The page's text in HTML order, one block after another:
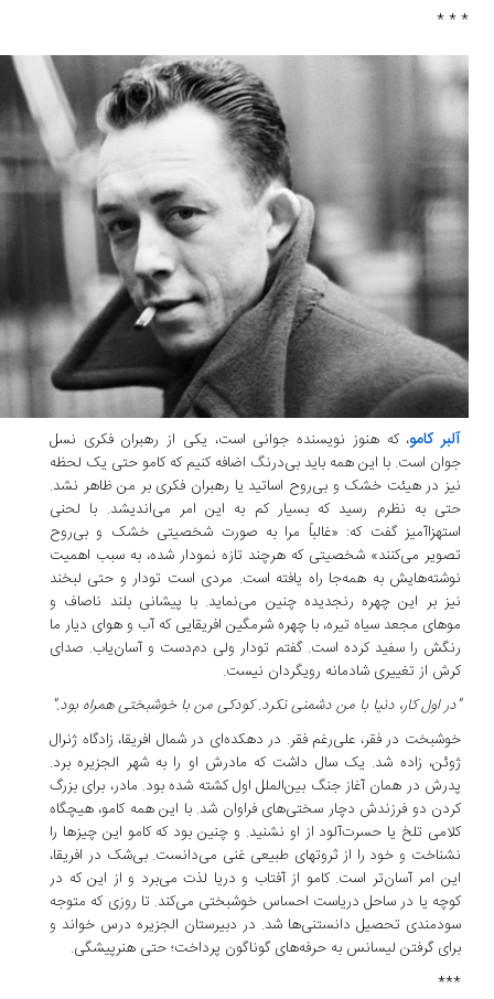
آلبر کامو، که هنوز نویسنده جوانی است، یکی از رهبران فکری نسل
جوان است. با این همه باید بی‌درنگ اضافه کنیم که کامو حتی یک لحظه
نیز در هیئت خشک و بی‌روح اساتید یا رهبران فکری بر من ظاهر نشد.
حتی به نظرم رسید که بسیار کم به این امر می‌اندیشد. با لحنی
استهزاآمیز گفت که: «غالباً مرا به صورت شخصیتی خشک و بی‌روح
تصویر می‌کنند» شخصیتی که هرچند تازه نمودار شده، به سبب اهمیت
نوشته‌هایش به همه‌جا راه یافته است. مردی است تودار و حتی لبخند
نیز بر این چهره رنجدیده چنین می‌نماید. با پیشانی بلند ناصاف و
موهای مجعد سیاه تیره، با چهره شرمگین افریقایی که آب و هوای دیار ما
رنگش را سفید کرده است. گفتم تودار ولی‌ دم‌دست و آسان‌یاب. صدای
کرش از تغییری شادمانه رویگردان نیست.
"در اول کار، دنیا با من دشمنی نکرد. کودکی من با خوشبختی همراه بود."
خوشبخت در فقر، علی‌رغم فقر. در دهکده‌ای در شمال افریقا، زادگاه ژنرال
ژوئن، زاده شد. یک سال داشت که مادرش او را به شهر الجزیره برد.
پدرش در همان آغاز جنگ بین‌الملل اول کشته شده بود. مادر، برای بزرگ
کردن دو فرزندش دچار سختی‌های فراوان شد. با این همه کامو، هیچگاه
کلامی تلخ یا حسرت‌آلود از او نشنید. و چنین بود که کامو این چیزها را
نشناخت و خود را از ثروتهای طبیعی غنی می‌‌دانست. بی‌شک در افریقا،
این امر آسان‌تر است. کامو از آفتاب و دریا لذت می‌برد و از این که در
کوچه یا در ساحل دریاست احساس خوشبختی می‌کند. تا روزی که متوجه
سودمندی تحصیل دانستنی‌ها شد. در دبیرستان الجزیره درس خواند و
برای گرفتن لیسانس به حرفه‌های گوناگون پرداخت؛ حتی هنرپیشگی.